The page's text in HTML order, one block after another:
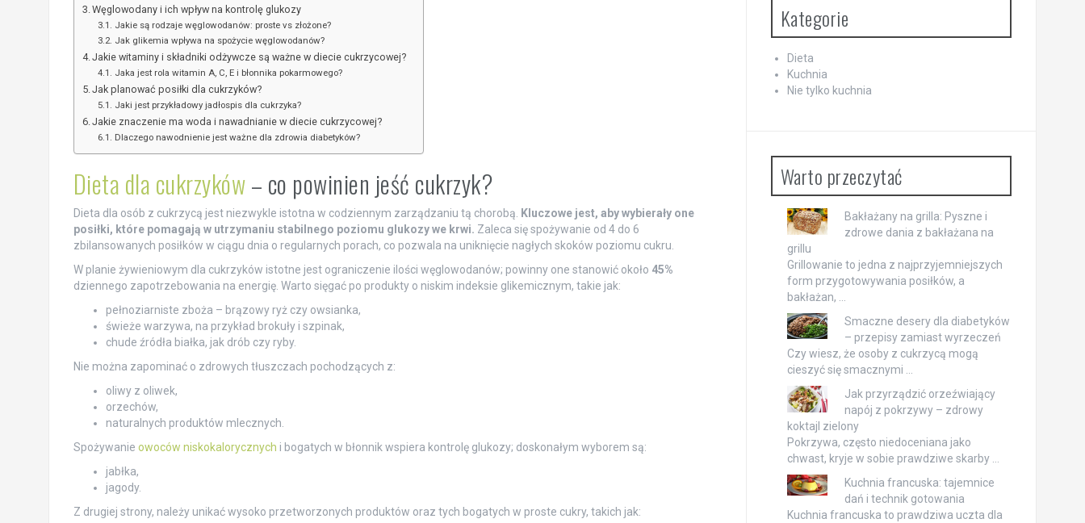
Węglowodany i ich wpływ na kontrolę glukozy
Jakie są rodzaje węglowodanów: proste vs złożone?
Jak glikemia wpływa na spożycie węglowodanów?
Jakie witaminy i składniki odżywcze są ważne w diecie cukrzycowej?
Jaka jest rola witamin A, C, E i błonnika pokarmowego?
Jak planować posiłki dla cukrzyków?
Jaki jest przykładowy jadłospis dla cukrzyka?
Jakie znaczenie ma woda i nawadnianie w diecie cukrzycowej?
Dlaczego nawodnienie jest ważne dla zdrowia diabetyków?
Dieta dla cukrzyków– co powinien jeść cukrzyk?
Dieta dla osób z cukrzycą jest niezwykle istotna w codziennym zarządzaniu tą chorobą. Kluczowe jest, aby wybierały one
posiłki, które pomagają w utrzymaniu stabilnego poziomu glukozy we krwi. Zaleca się spożywanie od 4 do 6
zbilansowanych posiłków w ciągu dnia o regularnych porach, co pozwala na uniknięcie nagłych skoków poziomu cukru.
W planie żywieniowym dla cukrzyków istotne jest ograniczenie ilości węglowodanów; powinny one stanowić około 45%
dziennego zapotrzebowania na energię. Warto sięgać po produkty o niskim indeksie glikemicznym, takie jak:
pełnoziarniste zboża – brązowy ryż czy owsianka,
świeże warzywa, na przykład brokuły i szpinak,
chude źródła białka, jak drób czy ryby.
Nie można zapominać o zdrowych tłuszczach pochodzących z:
oliwy z oliwek,
orzechów,
naturalnych produktów mlecznych.
Spożywanie owoców niskokalorycznych i bogatych w błonnik wspiera kontrolę glukozy; doskonałym wyborem są:
jabłka,
jagody.
Z drugiej strony, należy unikać wysoko przetworzonych produktów oraz tych bogatych w proste cukry, takich jak:
Kategorie
Dieta
Kuchnia
Nie tylko kuchnia
Warto przeczytać
Bakłażany na grilla: Pyszne i
zdrowe dania z bakłażana na
grillu
Grillowanie to jedna z najprzyjemniejszych
form przygotowywania posiłków, a
bakłażan, …
Smaczne desery dla diabetyków
– przepisy zamiast wyrzeczeń
Czy wiesz, że osoby z cukrzycą mogą
cieszyć się smacznymi …
Jak przyrządzić orzeźwiający
napój z pokrzywy – zdrowy
koktajl zielony
Pokrzywa, często niedoceniana jako
chwast, kryje w sobie prawdziwe skarby …
Kuchnia francuska: tajemnice
dań i technik gotowania
Kuchnia francuska to prawdziwa uczta dla